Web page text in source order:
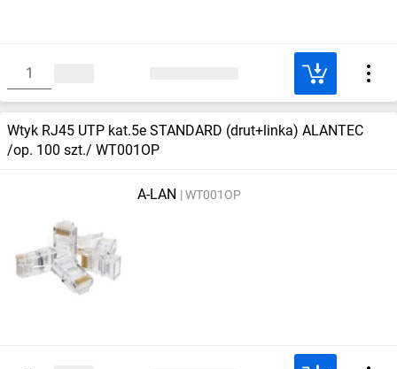
Wtyk RJ45 UTP kat.5e STANDARD (drut+linka) ALANTEC
/op. 100 szt./ WT001OP
A-LAN WT001OP